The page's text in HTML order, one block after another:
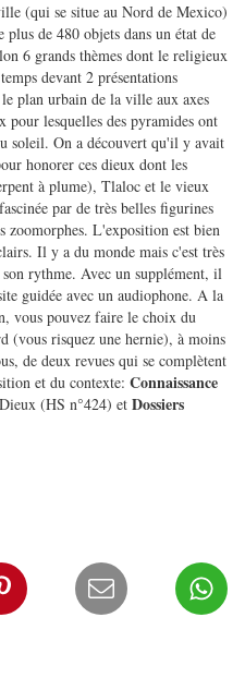
(qui se situe au Nord de Mexico)
de 480 objets dans un état de
6 grands thèmes dont le religieux
devant 2 présentations
plan urbain de la ville aux axes
pour lesquelles des pyramides ont
soleil. On a découvert qu'il y avait
honorer ces dieux dont les
à plume), Tlaloc et le vieux
par de très belles figurines
zoomorphes. L'exposition est bien
Il y a du monde mais c'est très
rythme. Avec un supplément, il
guidée avec un audiophone. A la
vous pouvez faire le choix du
(vous risquez une hernie), à moins
de deux revues qui se complètent
et du contexte: Connaissance
(HS n°424) et Dossiers